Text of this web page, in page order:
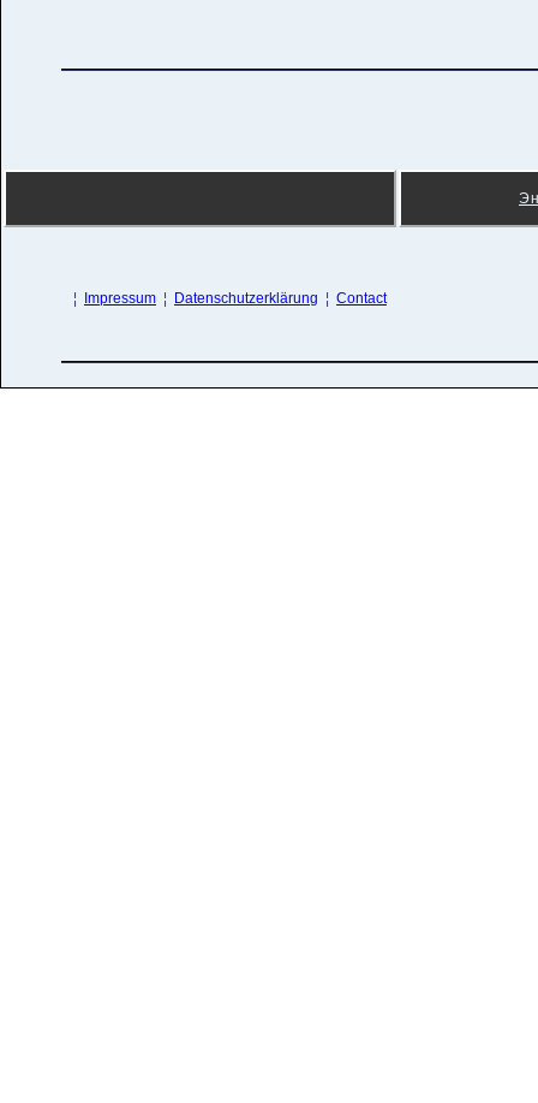
¦ Impressum ¦ Datenschutzerklärung ¦ Contact